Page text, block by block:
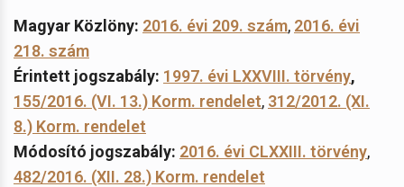
Magyar Közlöny: 2016. évi 209. szám, 2016. évi
218. szám
Érintett jogszabály: 1997. évi LXXVIII. törvény,
155/2016. (VI. 13.) Korm. rendelet, 312/2012. (XI.
8.) Korm. rendelet
Módosító jogszabály: 2016. évi CLXXIII. törvény,
482/2016. (XII. 28.) Korm. rendelet